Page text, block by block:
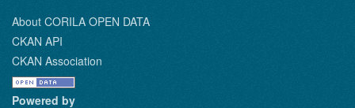
About CORILA OPEN DATA
CKAN API
CKAN Association
Powered by